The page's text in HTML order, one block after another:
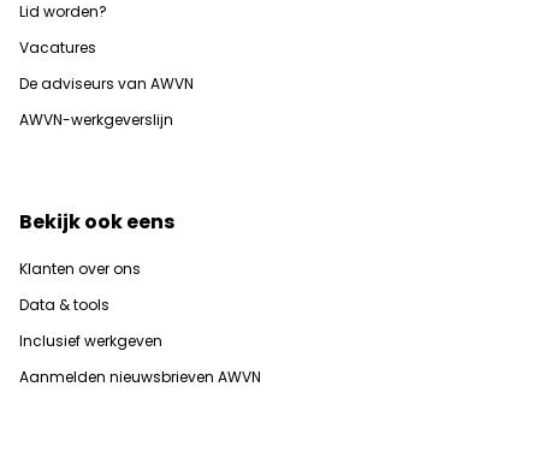
Lid worden?
Vacatures
De adviseurs van AWVN
AWVN-werkgeverslijn
Bekijk ook eens
Klanten over ons
Data & tools
Inclusief werkgeven
Aanmelden nieuwsbrieven AWVN